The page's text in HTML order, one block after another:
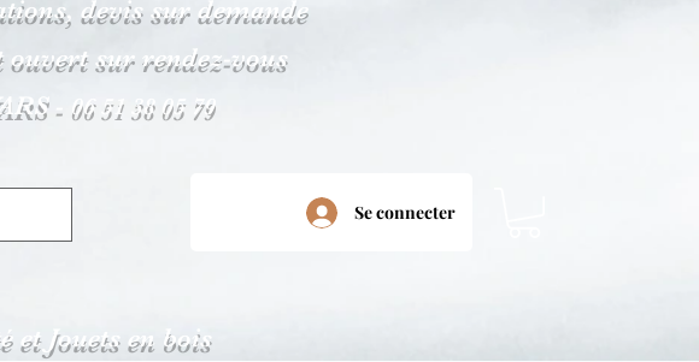
devis sur demande
ouvert sur rendez-vous
- 0651 38 05 79
Se connecter
et Jouets en bois